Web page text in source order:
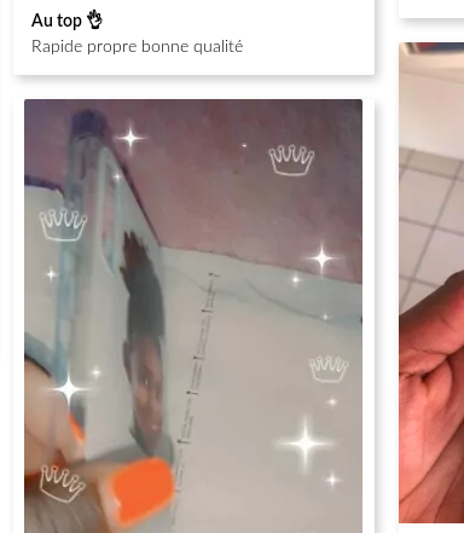
Note
sur 5
Au top 👌
Rapide propre bonne qualité